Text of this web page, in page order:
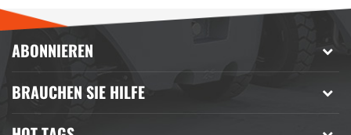
ABONNIEREN
BRAUCHEN SIE HILFE